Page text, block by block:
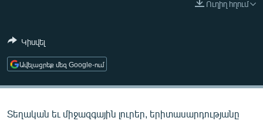
ՄԵԿՆԱԲԱՆՈՒԹՅՈՒՆ
ԿՈՐՈՆԱՎԻՐՈՒՍ
Ուղիղ հղում
Կիսվել
Ավելացրեք մեզ Google-ում
Տեղական եւ միջազգային լուրեր, երիտասարդությանը